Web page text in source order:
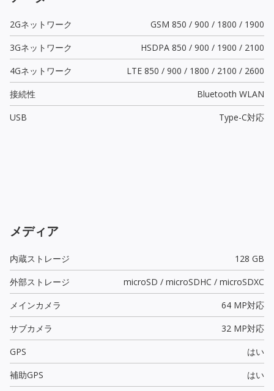
2Gネットワーク
GSM 850 / 900 / 1800 / 1900
3Gネットワーク
HSDPA 850 / 900 / 1900 / 2100
4Gネットワーク
LTE 850 / 900 / 1800 / 2100 / 2600
接続性
Bluetooth WLAN
USB
Type-C対応
メディア
内蔵ストレージ
128 GB
外部ストレージ
microSD / microSDHC / microSDXC
メインカメラ
64 MP対応
サブカメラ
32 MP対応
GPS
はい
補助GPS
はい